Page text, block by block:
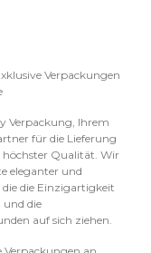
Verpackungen
Verpackung, Ihrem
für die Lieferung
Qualität. Wir
eleganter und
die Einzigartigkeit
und die
auf sich ziehen.